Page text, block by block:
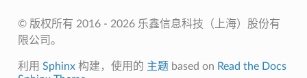
© 版权所有 2016 - 2026 乐鑫信息科技（上海）股份有
限公司。
利用 Sphinx构建，使用的 主题 based on Read the Docs